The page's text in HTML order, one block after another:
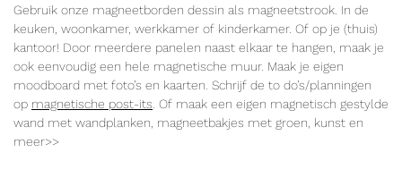
Gebruik onze magneetborden dessin als magneetstrook. In de
keuken, woonkamer, werkkamer of kinderkamer. Of op je (thuis)
kantoor! Door meerdere panelen naast elkaar te hangen, maak je
ook eenvoudig een hele magnetische muur. Maak je eigen
moodboard met foto’s en kaarten. Schrijf de to do’s/planningen
op magnetische post-its . Of maak een eigen magnetisch gestylde
wand met wandplanken, magneetbakjes met groen, kunst en
meer>>